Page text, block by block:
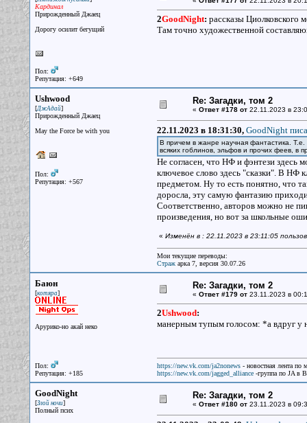
Кардинал
Прирожденный Джаец
Дорогу осилит бегущий
Пол:
Репутация: +649
2GoodNight: рассказы Циолковского
Там точно художественной
Ushwood
[ДжАдай]
Прирожденный Джаец
May the Force be with you
Пол:
Репутация: +567
Re: Загадки, том 2
« Ответ #178 от22.11.2023 в
22.11.2023 в 18:31:30, GoodNight
В причем в жанре научная фантастика. Т.е.
всяких гоблинов, эльфов и прочих феев, в
Не согласен, что НФ и фэнтези здесь
ключевое слово здесь "сказки". В НФ
предметом. Ну то есть понятно, что
доросла, эту самую фантазию
Соответственно, авторов можно не
произведения, но вот за школьные
« Изменён в : 22.11.2023 в 23:11:05
Мои текущие переводы:
Стражарка 7, версия 30.07.26
Баюн
[котяра]
Арурико-но акай неко
Пол:
Репутация: +185
Re: Загадки, том 2
« Ответ #179 от23.11.2023 в
2Ushwood:
манерным тупым голосом: *а вдруг у
https://new.vk.com/ja2nonews- новостная лента по
https://new.vk.com/jagged_alliance-группа по JA в
GoodNight
[Злой ночи]
Полный псих
Re: Загадки, том 2
« Ответ #180 от23.11.2023 в